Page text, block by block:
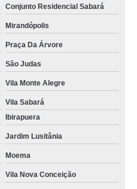
Conjunto Residencial Sabará
Mirandópolis
Praça Da Árvore
São Judas
Vila Monte Alegre
Vila Sabará
Ibirapuera
Jardim Lusitânia
Moema
Vila Nova Conceição